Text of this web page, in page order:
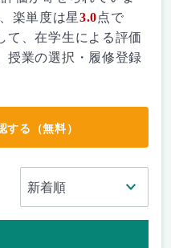
楽単度は星3.0点で
て、在学生による評価
授業の選択・履修登録
する（無料）